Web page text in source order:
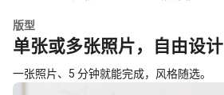
版型
单张或多张照片，自由设计
一张照片、5 分钟就能完成，风格随选。